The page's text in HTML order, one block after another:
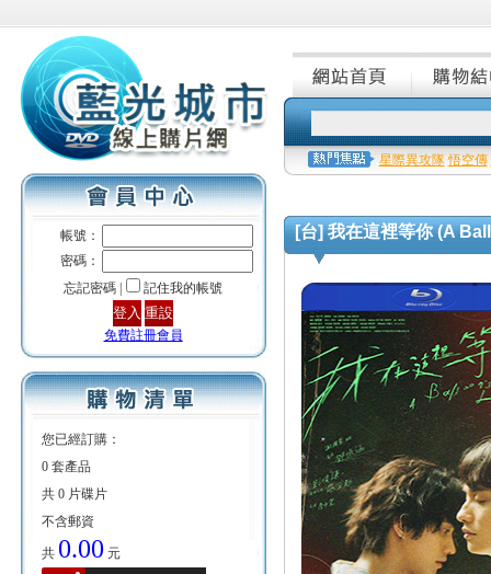
帳號：
密碼：
忘記密碼 |
記住我的帳號
免費註冊會員
您已經訂購：
0 套產品
共 0 片碟片
不含郵資
共 0.00 元
星際異攻隊 悟空傳
[台] 我在這裡等你 (A